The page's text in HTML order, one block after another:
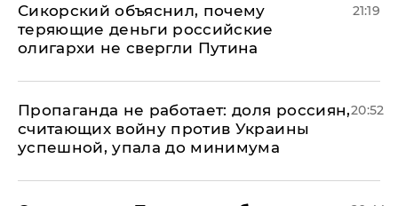
Сикорский объяснил, почему
теряющие деньги российские
олигархи не свергли Путина
21:19
​Пропаганда не работает: доля россиян,
считающих войну против Украины
успешной, упала до минимума
20:52